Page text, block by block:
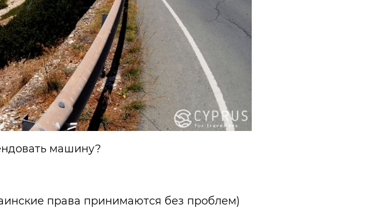
машину?
права принимаются без проблем)